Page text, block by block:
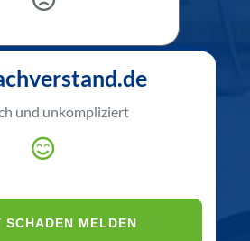
und unkompliziert
SCHADEN MELDEN